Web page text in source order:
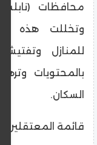
محافظات (نابلس،
وتخللت هذه
للمنازل
بالمحتويات
السكان.
قائمة المعتقلين